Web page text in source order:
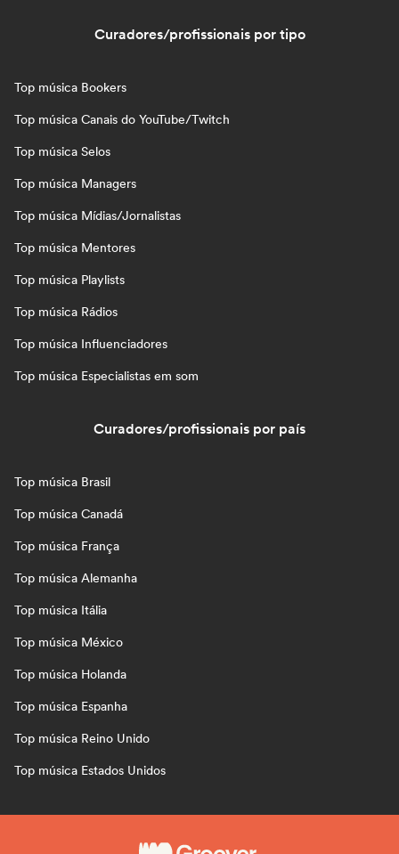
Curadores/profissionais por tipo
Top música Bookers
Top música Canais do YouTube/Twitch
Top música Selos
Top música Managers
Top música Mídias/Jornalistas
Top música Mentores
Top música Playlists
Top música Rádios
Top música Influenciadores
Top música Especialistas em som
Curadores/profissionais por país
Top música Brasil
Top música Canadá
Top música França
Top música Alemanha
Top música Itália
Top música México
Top música Holanda
Top música Espanha
Top música Reino Unido
Top música Estados Unidos